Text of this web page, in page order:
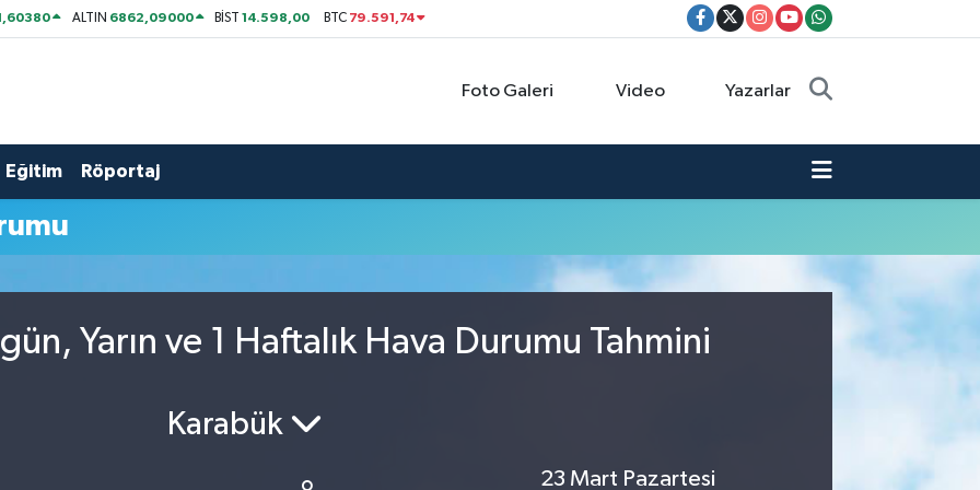
ALTIN 6862,09000 BİST14.598,00 BTC 79.591,74
Foto Galeri Video Yazarlar
Eğitim Röportaj
Yarın ve 1 Haftalık Hava Durumu Tahmini
Karabük
23 Mart Pazartesi